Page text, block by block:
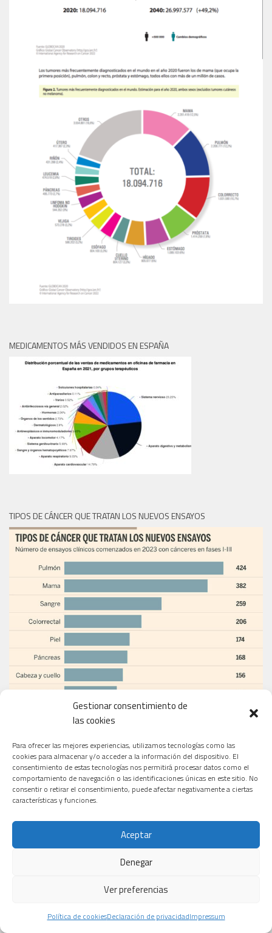
Gestionar consentimiento de
las cookies
Para ofrecer las mejores experiencias, utilizamos tecnologías como las
cookies para almacenar y/o acceder a la información del dispositivo. El
consentimiento de estas tecnologías nos permitirá procesar datos como el
comportamiento de navegación o las identificaciones únicas en este sitio. No
consentir o retirar el consentimiento, puede afectar negativamente a ciertas
características y funciones.
Aceptar
Denegar
Ver preferencias
Política de cookiesDeclaración de privacidadImpressum
MEDICAMENTOS MÁS VENDIDOS EN ESPAÑA
TIPOS DE CÁNCER QUE TRATAN LOS NUEVOS ENSAYOS